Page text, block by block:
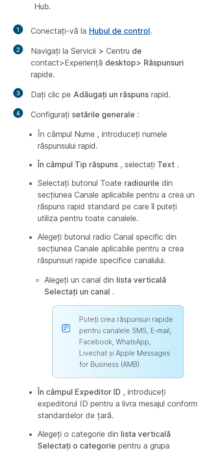
Hub.
1 Conectați-vă la Hubul de control.
2 Navigați la Servicii > Centru de
contact>Experiență desktop> Răspunsuri
rapide.
3 Dați clic pe Adăugați un răspuns rapid.
4 Configurați setările generale :
În câmpul Nume , introduceți numele
răspunsului rapid.
În câmpul Tip răspuns , selectați Text .
Selectați butonul Toate radiourile din
secțiunea Canale aplicabile pentru a crea un
răspuns rapid standard pe care îl puteți
utiliza pentru toate canalele.
Alegeți butonul radio Canal specific din
secțiunea Canale aplicabile pentru a crea
răspunsuri rapide specifice canalului.
Alegeți un canal din lista verticală
Selectați un canal .
Puteți crea răspunsuri rapide
pentru canalele SMS, E-mail,
Facebook, WhatsApp,
Livechat și Apple Messages
for Business (AMB).
În câmpul Expeditor ID , introduceți
expeditorul ID pentru a livra mesajul conform
standardelor de țară.
Alegeți o categorie din lista verticală
Selectați o categorie pentru a grupa